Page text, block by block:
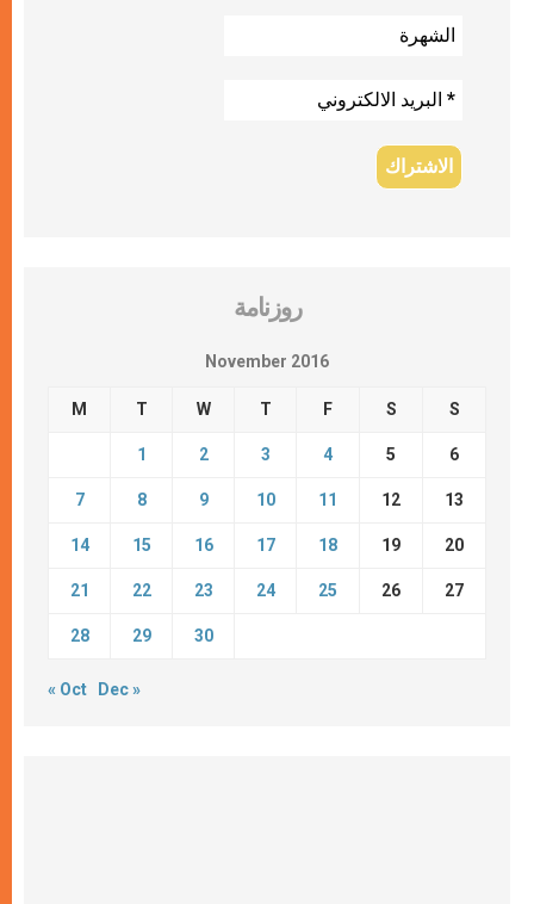
روزنامة
November 2016
M T W T F S S
1 2 3 4 5 6
7 8 9 10 11 12 13
14 15 16 17 18 19 20
21 22 23 24 25 26 27
28 29 30
« Oct Dec »